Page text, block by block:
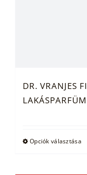
DR. VRANJES
Opciók választása